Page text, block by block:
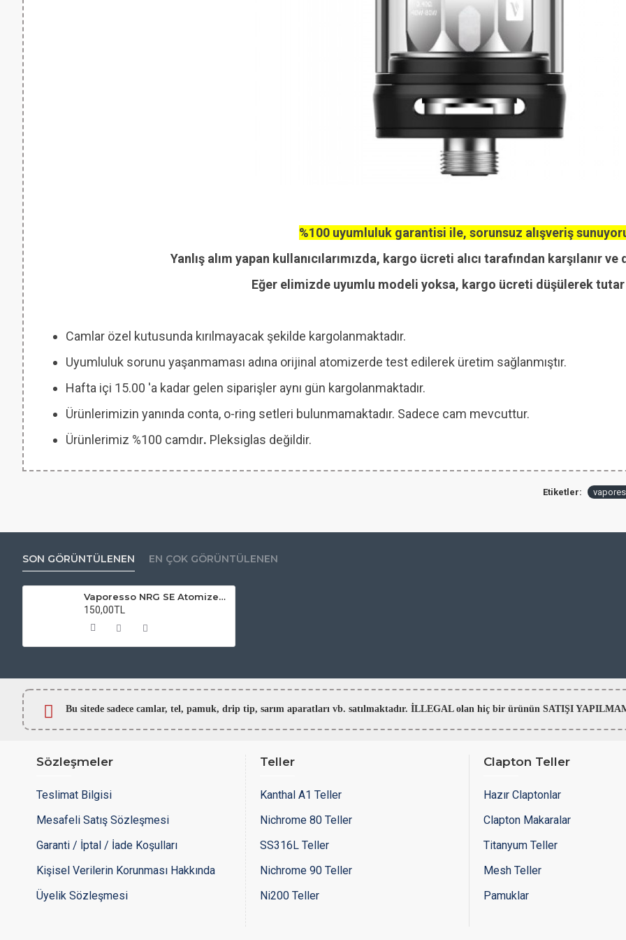
%100 uyumluluk garantisi ile, sorunsuz alışveriş
Yanlış alım yapan kullanıcılarımızda, kargo ücreti alıcı tarafından karşılanır
Eğer elimizde uyumlu modeli yoksa, kargo ücreti düşülerek
Camlar özel kutusunda kırılmayacak şekilde kargolanmaktadır.
Uyumluluk sorunu yaşanmaması adına orijinal atomizerde test edilerek üretim sağlanmıştır.
Hafta içi 15.00 'a kadar gelen siparişler aynı gün kargolanmaktadır.
Ürünlerimizin yanında conta, o-ring setleri bulunmamaktadır. Sadece cam mevcuttur.
Ürünlerimiz %100 camdır. Pleksiglas değildir.
Etiketler:
SON GÖRÜNTÜLENEN EN ÇOK GÖRÜNTÜLENEN
Vaporesso NRG SE Atomizer Camı
150,00TL
Bu sitede sadece camlar, tel, pamuk, drip tip, sarım aparatları vb. satılmaktadır. İLLEGAL olan hiç bir ürünün SATIŞI
Sözleşmeler
Teslimat Bilgisi
Mesafeli Satış Sözleşmesi
Garanti / İptal / İade Koşulları
Kişisel Verilerin Korunması Hakkında
Üyelik Sözleşmesi
Teller
Kanthal A1 Teller
Nichrome 80 Teller
SS316L Teller
Nichrome 90 Teller
Ni200 Teller
Clapton Teller
Hazır Claptonlar
Clapton Makaralar
Titanyum Teller
Mesh Teller
Pamuklar